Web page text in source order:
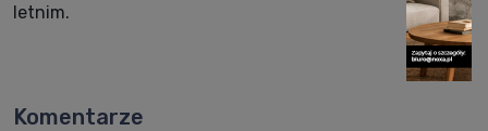
letnim.
Komentarze